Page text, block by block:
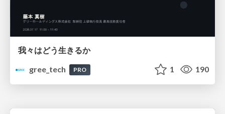
我々はどう生きるか
gree_tech
PRO 1 190